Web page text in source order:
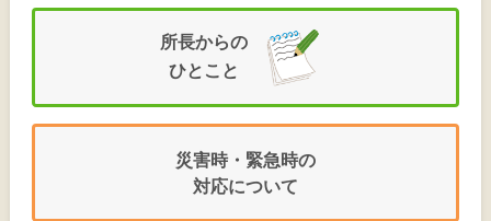
所長からの
ひとこと
災害時・ 緊急時の
対応について